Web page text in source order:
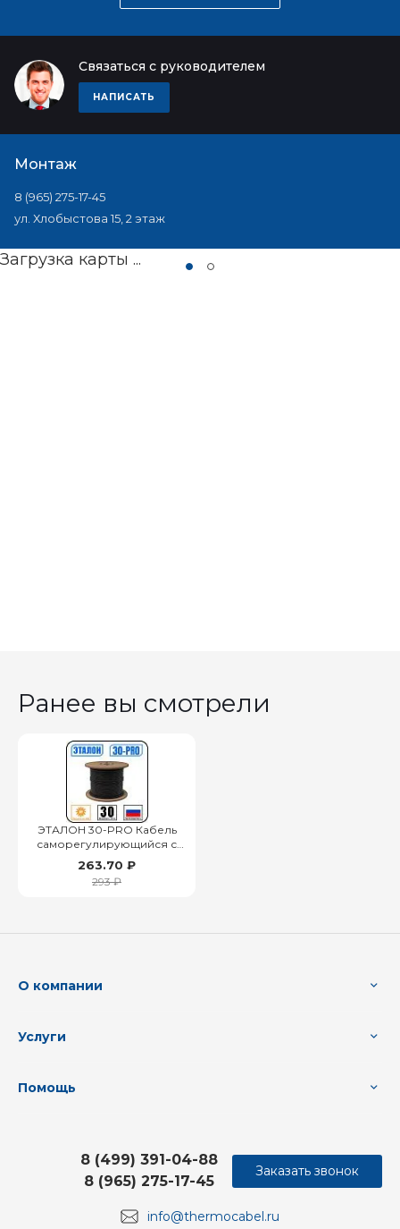
Связаться с руководителем
НАПИСАТЬ
Монтаж
8 (965) 275-17-45
ул. Хлобыстова 15, 2 этаж
Загрузка карты ...
Ранее вы смотрели
ЭТАЛОН 30-PRO Кабель
саморегулирующийся с
защитой от УФ
263.70 ₽
293 ₽
О компании
Услуги
Помощь
info@thermocabel.ru
8 (499) 391-04-88
8 (965) 275-17-45
Заказать звонок